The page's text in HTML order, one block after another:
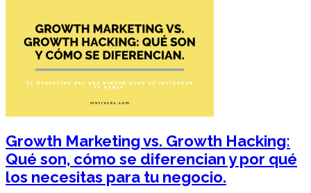
Growth Marketing vs. Growth Hacking:
Qué son, cómo se diferencian y por qué
los necesitas para tu negocio.